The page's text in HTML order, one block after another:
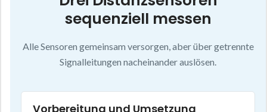
sequenziell messen
Alle Sensoren gemeinsam versorgen, aber über getrennte
Signalleitungen nacheinander auslösen.
Vorbereitung und Umsetzung